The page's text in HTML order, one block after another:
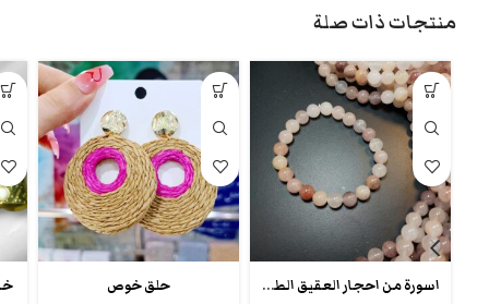
منتجات ذات صلة
اسورة من احجار العقيق الطبيعي حلق خوص